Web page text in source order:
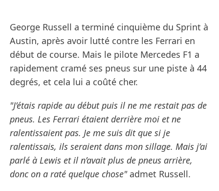
George Russell a terminé cinquième du Sprint à
Austin, après avoir lutté contre les Ferrari en
début de course. Mais le pilote Mercedes F1 a
rapidement cramé ses pneus sur une piste à 44
degrés, et cela lui a coûté cher.
"J’étais rapide au début puis il ne me restait pas de
pneus. Les Ferrari étaient derrière moi et ne
ralentissaient pas. Je me suis dit que si je
ralentissais, ils seraient dans mon sillage. Mais j’ai
parlé à Lewis et il n’avait plus de pneus arrière,
donc on a raté quelque chose"admet Russell.